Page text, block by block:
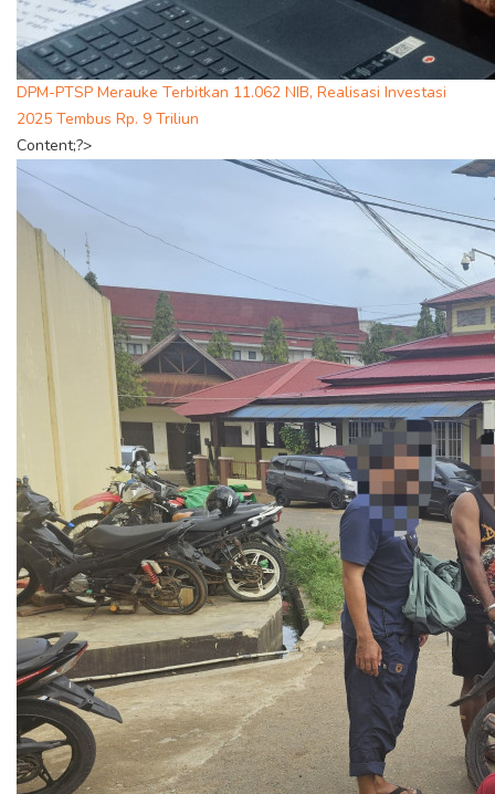
DPM-PTSP Merauke Terbitkan 11.062 NIB, Realisasi Investasi
2025 Tembus Rp. 9 Triliun
Content;?>